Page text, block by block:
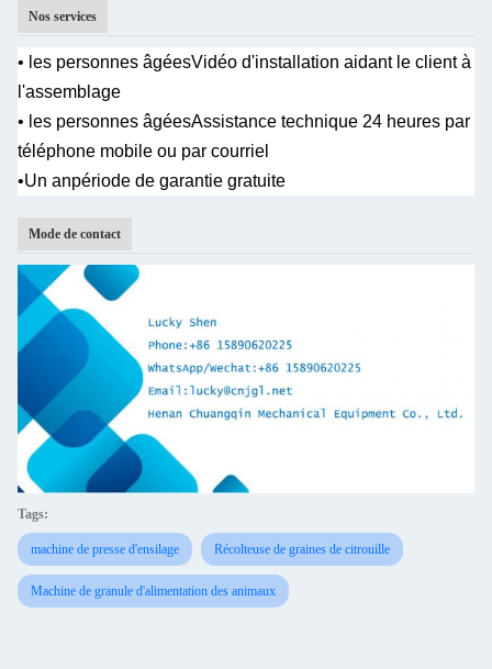
Nos services
• les personnes âgéesVidéo d'installation aidant le client à
l'assemblage
• les personnes âgéesAssistance technique 24 heures par
téléphone mobile ou par courriel
•Un anpériode de garantie gratuite
Mode de contact
Tags:
machine de presse d'ensilage Récolteuse de graines de citrouille
Machine de granule d'alimentation des animaux